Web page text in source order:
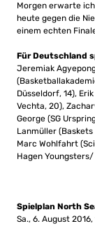
Morgen erwarte
heute gegen die
einem echten
Für Deutschland
Jeremiak
Düsseldorf, 14),
Vechta, 20),
George (SG
Lanmüller (Baskets
Marc Wohlfahrt
Hagen Youngsters/
Spielplan North
Sa., 6. August